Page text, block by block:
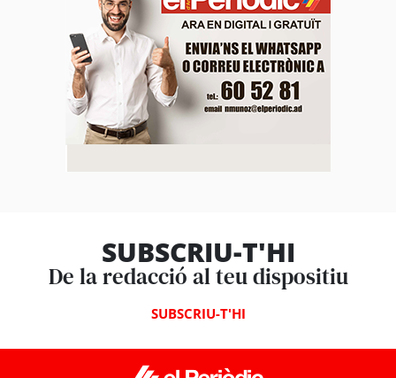
SUBSCRIU-T'HI
De la redacció al teu dispositiu
SUBSCRIU-T'HI